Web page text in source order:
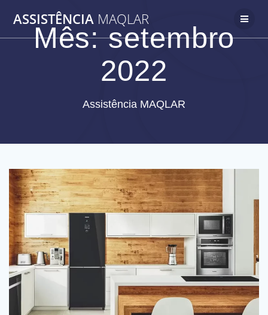
to
content
ASSISTÊNCIA MAQLAR
Mês:setembro
2022
Assistência MAQLAR